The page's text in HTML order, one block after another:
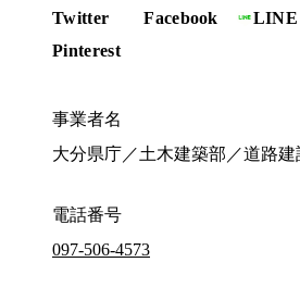
Twitter Facebook LINE
Pinterest
事業者名
大分県庁／土木建築部／道路
電話番号
097-506-4573